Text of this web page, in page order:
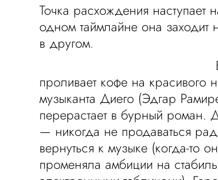
Точка расхождения наступает
одном таймлайне она
в другом.
проливает кофе на красивого
музыканта Диего (Эдгар
перерастает в бурный роман.
— никогда не продаваться
вернуться к музыке (когда-то
променяла амбиции на